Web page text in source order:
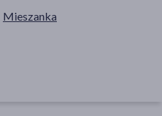
Mieszanka